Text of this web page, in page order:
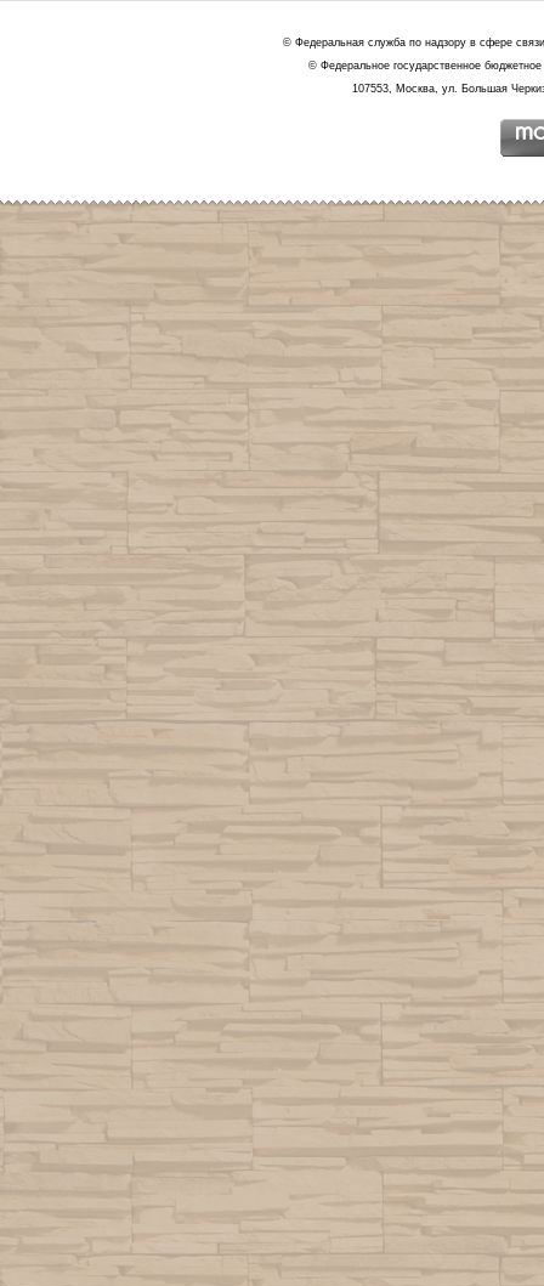
© Федеральная служба по надзору в сфере
© Федеральное государственное
107553, Москва, ул. Большая